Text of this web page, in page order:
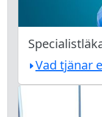
Vad tjänar